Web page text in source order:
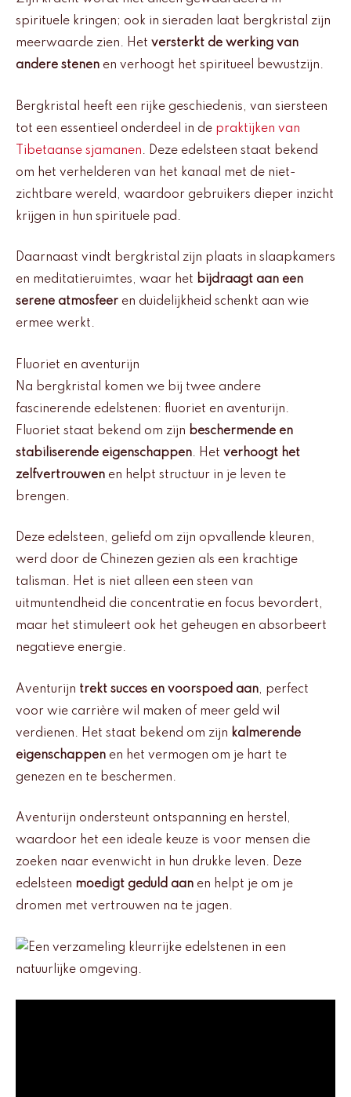
spirituele kringen; ook in sieraden laat bergkristal zijn
meerwaarde zien. Het versterkt de werking van
andere stenen en verhoogt het spiritueel bewustzijn.
Bergkristal heeft een rijke geschiedenis, van siersteen
tot een essentieel onderdeel in de praktijken van
Tibetaanse sjamanen. Deze edelsteen staat bekend
om het verhelderen van het kanaal met de niet-
zichtbare wereld, waardoor gebruikers dieper inzicht
krijgen in hun spirituele pad.
Daarnaast vindt bergkristal zijn plaats in slaapkamers
en meditatieruimtes, waar het bijdraagt aan een
serene atmosfeer en duidelijkheid schenkt aan wie
ermee werkt.
Fluoriet en aventurijn
Na bergkristal komen we bij twee andere
fascinerende edelstenen: fluoriet en aventurijn.
Fluoriet staat bekend om zijn beschermende en
stabiliserende eigenschappen. Het verhoogt het
zelfvertrouwen en helpt structuur in je leven te
brengen.
Deze edelsteen, geliefd om zijn opvallende kleuren,
werd door de Chinezen gezien als een krachtige
talisman. Het is niet alleen een steen van
uitmuntendheid die concentratie en focus bevordert,
maar het stimuleert ook het geheugen en absorbeert
negatieve energie.
Aventurijn trekt succes en voorspoed aan, perfect
voor wie carrière wil maken of meer geld wil
verdienen. Het staat bekend om zijn kalmerende
eigenschappen en het vermogen om je hart te
genezen en te beschermen.
Aventurijn ondersteunt ontspanning en herstel,
waardoor het een ideale keuze is voor mensen die
zoeken naar evenwicht in hun drukke leven. Deze
edelsteen moedigt geduld aan en helpt je om je
dromen met vertrouwen na te jagen.